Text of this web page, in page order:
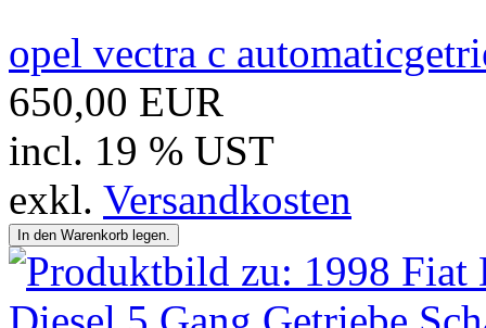
opel vectra c
650,00 EUR
incl. 19 % UST
exkl. Versandkosten